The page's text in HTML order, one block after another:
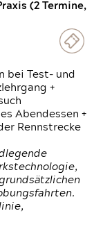
(2 Termine,
bei Test- und
+
Abendessen +
Rennstrecke